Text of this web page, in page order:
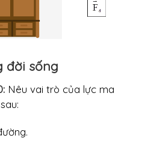
đời sống
Nêu vai trò của lực ma